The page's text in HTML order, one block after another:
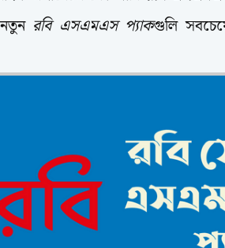
রবি এসএমএস প্যাকগুলি